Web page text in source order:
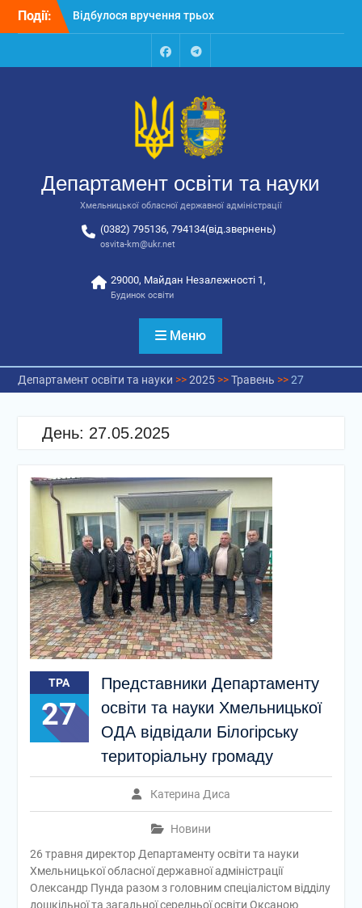
Перейти
Події:
Відбулося вручення трьох
автобусів для потреб
Відбулося засідання
освіти та науки обласної
державної адміністрації
Відбулась обласна
національно-патріотичне
виховання
FacebookTalegram
Департамент освіти та науки
Хмельницької обласної державної адміністрації
(0382) 795136, 794134(від.звернень)
osvita-km@ukr.net
29000, Майдан Незалежності 1,
Будинок освіти
Меню
Департамент освіти та науки >>2025>>Травень >>27
День: 27.05.2025
ТРА
27
Представники Департаменту
освіти та науки Хмельницької
ОДА відвідали Білогірську
територіальну громаду
Катерина Диса
Новини
26 травня директор Департаменту освіти та науки
Хмельницької обласної державної адміністрації
Олександр Пунда разом з головним спеціалістом відділу
дошкільної та загальної середньої освіти Оксаною